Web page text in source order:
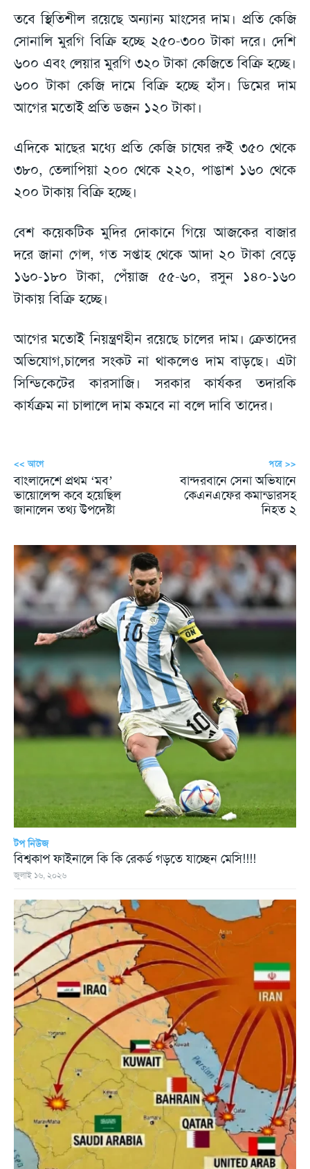
তবে স্থিতিশীল রয়েছে অন্যান্য মাংসের দাম। প্রতি কেজি
সোনালি মুরগি বিক্রি হচ্ছে ২৫০-৩০০ টাকা দরে। দেশি
৬০০ এবং লেয়ার মুরগি ৩২০ টাকা কেজিতে বিক্রি হচ্ছে।
৬০০ টাকা কেজি দামে বিক্রি হচ্ছে হাঁস। ডিমের দাম
আগের মতোই প্রতি ডজন ১২০ টাকা।
এদিকে মাছের মধ্যে প্রতি কেজি চাষের রুই ৩৫০ থেকে
৩৮০, তেলাপিয়া ২০০ থেকে ২২০, পাঙাশ ১৬০ থেকে
২০০ টাকায় বিক্রি হচ্ছে।
বেশ কয়েকটিক মুদির দোকানে গিয়ে আজকের বাজার
দরে জানা গেল, গত সপ্তাহ থেকে আদা ২০ টাকা বেড়ে
১৬০-১৮০ টাকা, পেঁয়াজ ৫৫-৬০, রসুন ১৪০-১৬০
টাকায় বিক্রি হচ্ছে।
আগের মতোই নিয়ন্ত্রণহীন রয়েছে চালের দাম। ক্রেতাদের
অভিযোগ,চালের সংকট না থাকলেও দাম বাড়ছে। এটা
সিন্ডিকেটের কারসাজি। সরকার কার্যকর তদারকি
কার্যক্রম না চালালে দাম কমবে না বলে দাবি তাদের।
<< আগে
বাংলাদেশে প্রথম ‘মব’
ভায়োলেন্স কবে হয়েছিল
জানালেন তথ্য উপদেষ্টা
পরে >>
বান্দরবানে সেনা অভিযানে
কেএনএফের কমান্ডারসহ
নিহত ২
টপ নিউজ
বিশ্বকাপ ফাইনালে কি কি রেকর্ড গড়তে যাচ্ছেন মেসি!!!!
জুলাই ১৬, ২০২৬